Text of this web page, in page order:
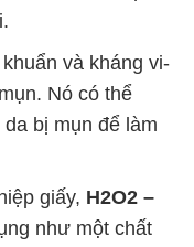
và kháng vi-
Nó có thể
bị mụn để làm
giấy, H2O2 –
như một chất